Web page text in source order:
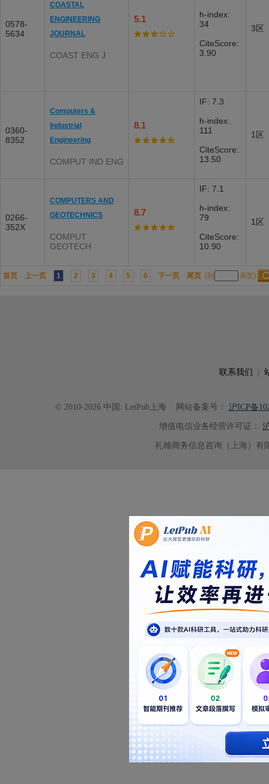
0578-
5634
COASTAL
ENGINEERING
JOURNAL
COAST ENG J
5.1
h-index:
34
CiteScore:
3.90
3区
0360-
8352
Computers &
Industrial
Engineering
COMPUT IND ENG
8.1
IF: 7.3
h-index:
111
CiteScore:
13.50
1区
0266-
352X
COMPUTERS AND
GEOTECHNICS
COMPUT
GEOTECH
8.7
IF: 7.1
h-index:
79
CiteScore:
10.90
1区
首页 上一页 1 2 3 4 5 6 下一页 尾页 (到 /6页)
联系我们
© 2010-2026 中国: LetPub上海 网站备案号： 沪ICP备
增值电信业务经营许可证：
礼翰商务信息咨询（上海）